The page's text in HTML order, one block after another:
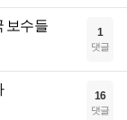
보수들 1
댓글
16
댓글